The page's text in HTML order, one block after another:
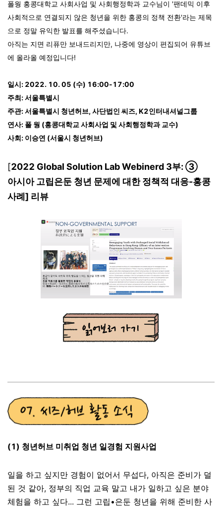
폴웡 홍콩대학교 사회사업 및 사회행정학과 교수님이 '팬데믹 이후
사회적으로 연결되지 않은 청년을 위한 홍콩의 정책 전환'라는 제목
으로 정말 유익한 발표를 해주셨습니다.
아직는 지면 리퓨만 보내드리지만, 나중에 영상이 편집되어 유튜브
에 올라올 예정입니다!
일시: 2022. 10. 05 (수) 16:00-17:00
주최: 서울특별시
주관: 서울특별시 청년허브, 사단법인 씨즈, K2인터내셔널그룹
연사: 폴 웡 (홍콩대학교 사회사업 및 사회행정학과 교수)
사회: 이승연 (서울시 청년허브)
[2022 Global Solution Lab Webinerd 3부: ③
아시아 고립은둔 청년 문제에 대한 정책적 대응-홍콩
사례] 리뷰
(1) 청년허브 미취업 청년 일경험 지원사업
일을 하고 싶지만 경험이 없어서 무섭다, 아직은 준비가 덜
된 것 같아, 정부의 직업 교육 말고 내가 일하고 싶은 분야
체험을 하고 싶다... 그런 고립•은둔 청년을 위해 준비한 사